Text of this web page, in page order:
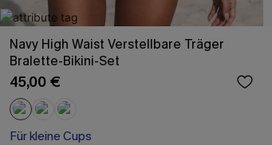
Navy High Waist Verstellbare Träger
Bralette-Bikini-Set
45,00 €
Für kleine Cups